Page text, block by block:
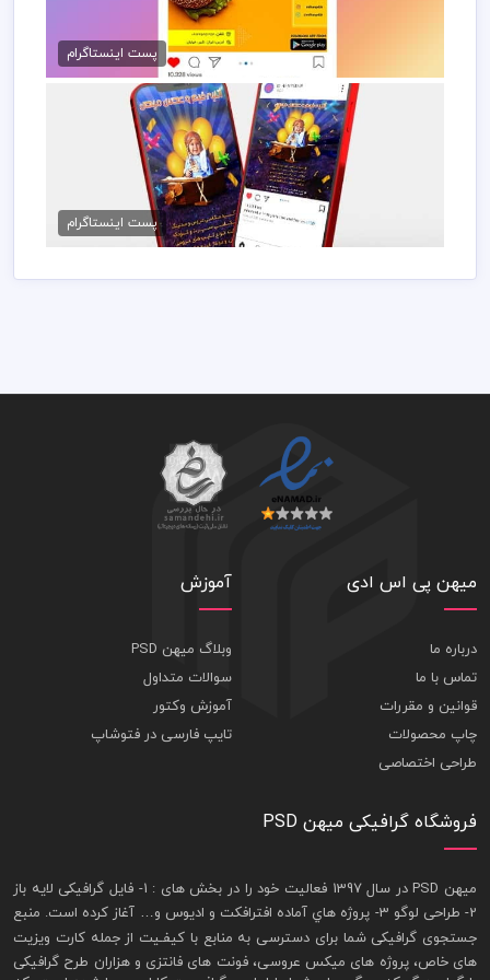
طرح پست اینستاگرام فست فود
پست اینستاگرام
استوری psd اینستاگرام آتلیه
50,000 تومان
پست اینستاگرام
میهن پی اس ادی
درباره ما
تماس با ما
قوانین و مقررات
چاپ محصولات
طراحی اختصاصی
آموزش
وبلاگ میهن PSD
سوالات متداول
آموزش وکتور
تایپ فارسی در فتوشاپ
فروشگاه گرافیکی میهن PSD
ميهن PSD در سال 1397 فعاليت خود را در بخش های : 1-
فايل گرافيکی لايه باز
2- طراحی لوگو 3- پروژه هاي آماده افترافکت و اديوس و… آغاز کرده است. منبع
جستجوی گرافيکی شما برای دسترسی به منابع با کيفـيت از جملهکارت ويزيت
های خاص، پروژه های ميکس عروسی، فونت های فانتزی و هزاران طرح گرافیکی